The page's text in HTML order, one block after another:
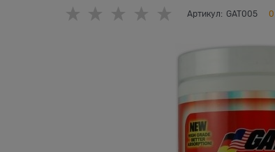
Артикул: GAT005 0